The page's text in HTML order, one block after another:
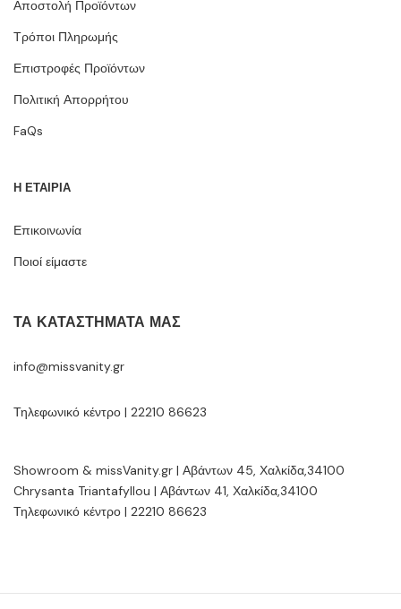
Αποστολή Προϊόντων
Τρόποι Πληρωμής
Επιστροφές Προϊόντων
Πολιτική Απορρήτου
FaQs
Η ΕΤΑΙΡΙΑ
Επικοινωνία
Ποιοί είμαστε
ΤΑ ΚΑΤΑΣΤΉΜΑΤΆ ΜΑΣ
info@missvanity.gr
Τηλεφωνικό κέντρο | 22210 86623
Showroom & missVanity.gr | Αβάντων 45, Χαλκίδα,34100
Chrysanta Triantafyllou | Αβάντων 41, Χαλκίδα,34100
Τηλεφωνικό κέντρο | 22210 86623